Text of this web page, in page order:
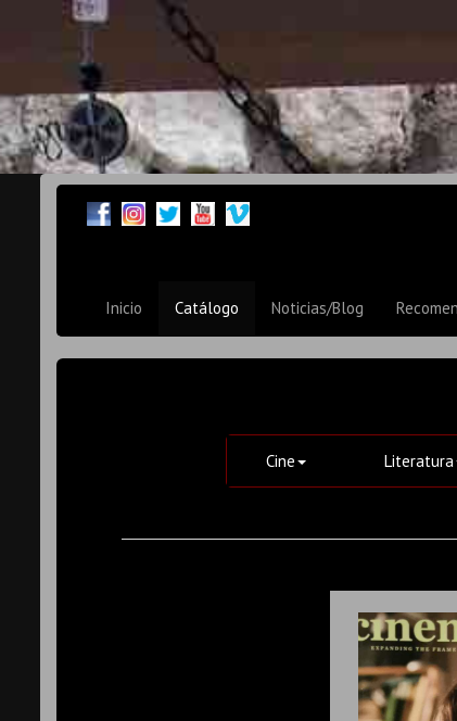
Inicio Catálogo Noticias/Blog
Cine Literatura